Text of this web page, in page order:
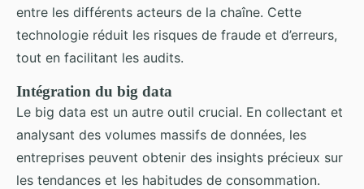
entre les différents acteurs de la chaîne. Cette
technologie réduit les risques de fraude et d’erreurs,
tout en facilitant les audits.
Intégration du big data
Le big data est un autre outil crucial. En collectant et
analysant des volumes massifs de données, les
entreprises peuvent obtenir des insights précieux sur
les tendances et les habitudes de consommation.